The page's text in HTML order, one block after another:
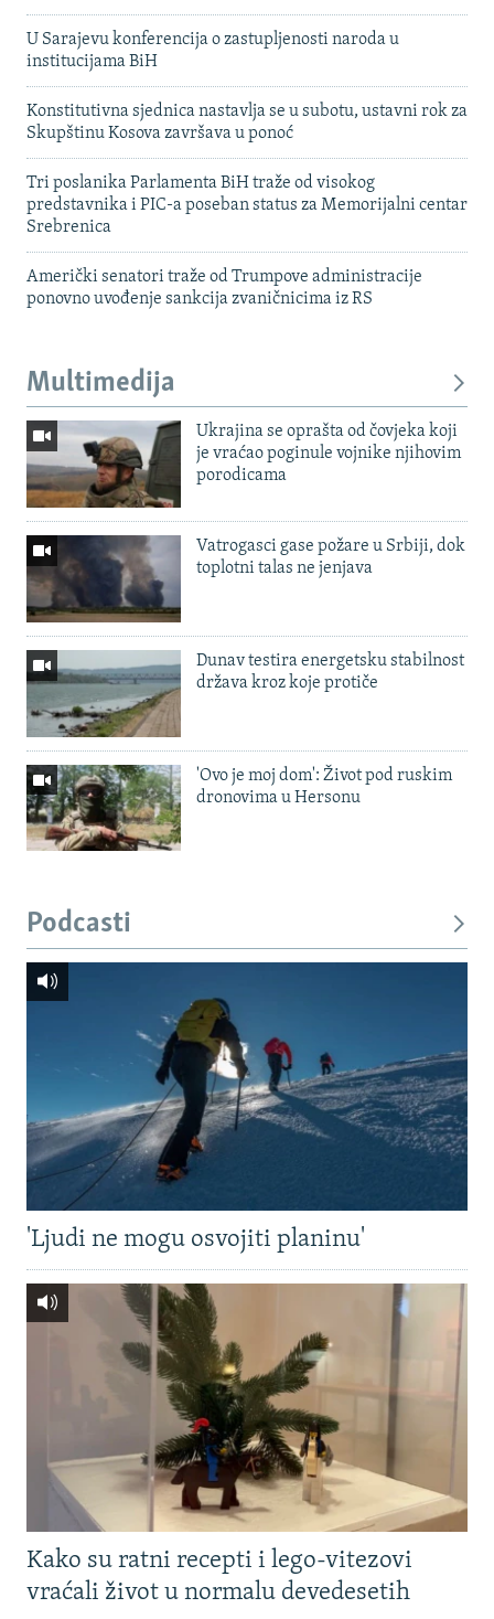
U Sarajevu konferencija o zastupljenosti naroda u
institucijama BiH
Konstitutivna sjednica nastavlja se u subotu, ustavni rok za
Skupštinu Kosova završava u ponoć
Tri poslanika Parlamenta BiH traže od visokog
predstavnika i PIC-a poseban status za Memorijalni centar
Srebrenica
Američki senatori traže od Trumpove administracije
ponovno uvođenje sankcija zvaničnicima iz RS
Multimedija
Ukrajina se oprašta od čovjeka koji
je vraćao poginule vojnike njihovim
porodicama
Vatrogasci gase požare u Srbiji, dok
toplotni talas ne jenjava
Dunav testira energetsku stabilnost
država kroz koje protiče
'Ovo je moj dom': Život pod ruskim
dronovima u Hersonu
Podcasti
'Ljudi ne mogu osvojiti planinu'
Kako su ratni recepti i lego-vitezovi
vraćali život u normalu devedesetih